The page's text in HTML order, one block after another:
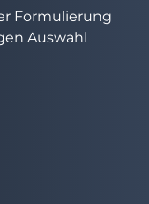
Formulierung
Auswahl